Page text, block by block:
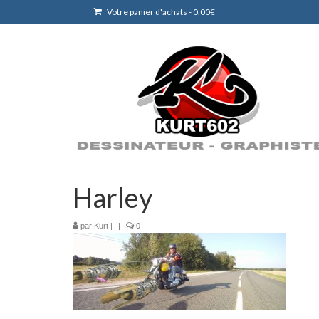
Votre panier d'achats - 0,00€
Harley
par Kurt 0